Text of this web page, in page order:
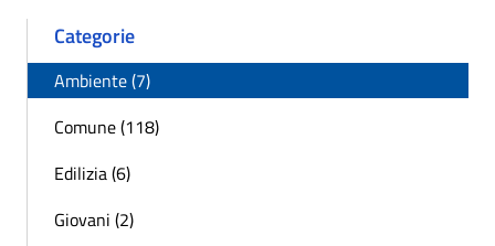
Categorie
Ambiente (7)
Comune (118)
Edilizia (6)
Giovani (2)